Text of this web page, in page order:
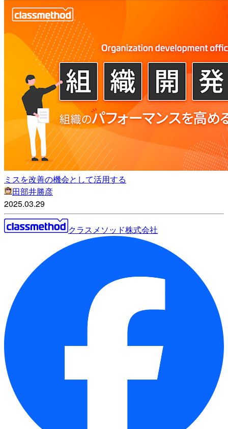
ミスを改善の機会として活用する
田部井勝彦
2025.03.29
クラスメソッド株式会社